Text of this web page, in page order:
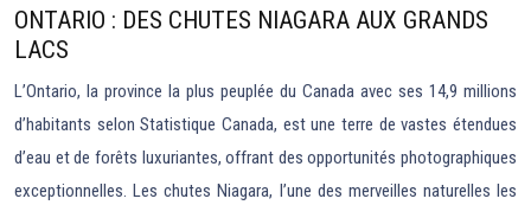
ONTARIO : DES CHUTES NIAGARA AUX GRANDS
LACS
L’Ontario, la province la plus peuplée du Canada avec ses 14,9 millions
d’habitants selon Statistique Canada, est une terre de vastes étendues
d’eau et de forêts luxuriantes, offrant des opportunités photographiques
exceptionnelles. Les chutes Niagara, l’une des merveilles naturelles les